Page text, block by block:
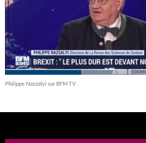
Philippe Naszályi sur BFM TV